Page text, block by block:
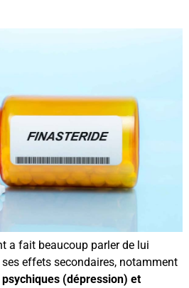
a fait beaucoup parler de lui
effets secondaires, notamment
(dépression) et